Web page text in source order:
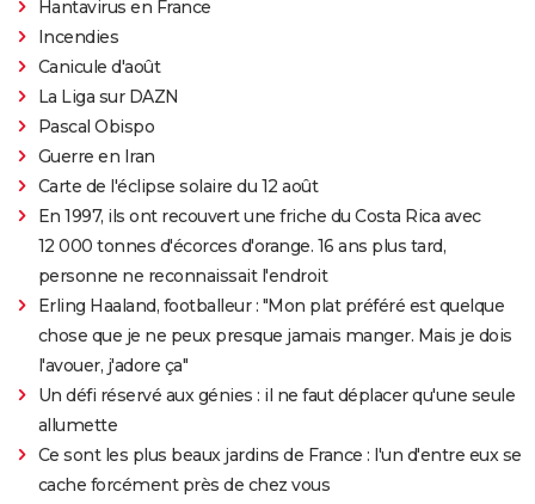
Hantavirus en France
Incendies
Canicule d'août
La Liga sur DAZN
Pascal Obispo
Guerre en Iran
Carte de l'éclipse solaire du 12 août
En 1997, ils ont recouvert une friche du Costa Rica avec
12 000 tonnes d'écorces d'orange. 16 ans plus tard,
personne ne reconnaissait l'endroit
Erling Haaland, footballeur : "Mon plat préféré est quelque
chose que je ne peux presque jamais manger. Mais je dois
l'avouer, j'adore ça"
Un défi réservé aux génies : il ne faut déplacer qu'une seule
allumette
Ce sont les plus beaux jardins de France : l'un d'entre eux se
cache forcément près de chez vous